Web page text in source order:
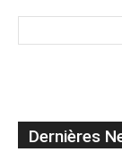
Dernières